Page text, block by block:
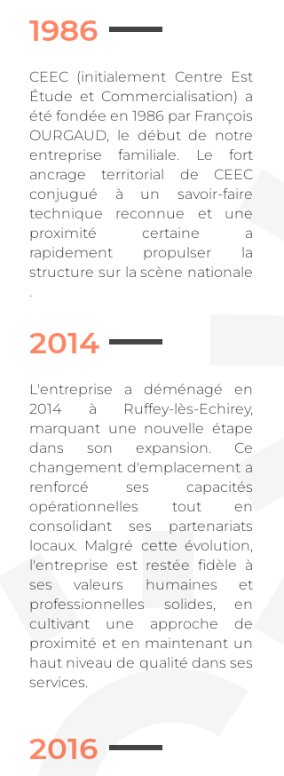
1986
CEEC (initialement Centre Est
Étude et Commercialisation) a
été fondée en 1986 par François
OURGAUD, le début de notre
entreprise familiale. Le fort
ancrage territorial de CEEC
conjugué à un savoir-faire
technique reconnue et une
proximité certaine a
rapidement propulser la
structure sur la scène nationale
.
2014
L'entreprise a déménagé en
2014 à Ruffey-lès-Echirey,
marquant une nouvelle étape
dans son expansion. Ce
changement d'emplacement a
renforcé ses capacités
opérationnelles tout en
consolidant ses partenariats
locaux. Malgré cette évolution,
l'entreprise est restée fidèle à
ses valeurs humaines et
professionnelles solides, en
cultivant une approche de
proximité et en maintenant un
haut niveau de qualité dans ses
services.
2016